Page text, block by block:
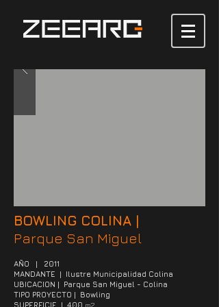
BOWLING COLINA |
Parque San Miguel
AÑO | 2011
MANDANTE | Ilustre Municipalidad Colina
UBICACION | Parque San Miguel - Colina
TIPO PROYECTO | Bowling
SUPERFICIE | 400 m2